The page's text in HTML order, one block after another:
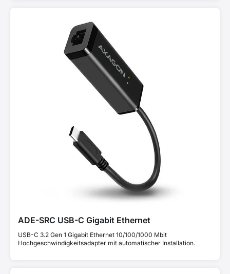
ADE-SRC USB-C Gigabit Ethernet
USB-C 3.2 Gen 1 Gigabit Ethernet 10/100/1000 Mbit
Hochgeschwindigkeitsadapter mit automatischer Installation.